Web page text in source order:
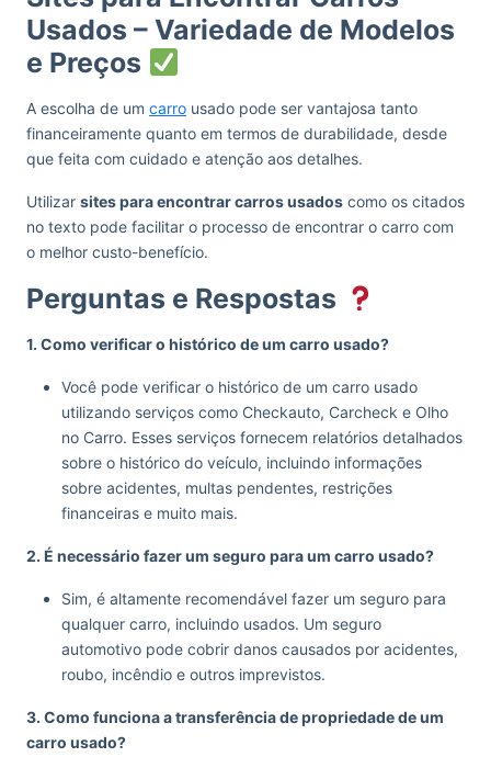
Usados – Variedade de Modelos
e Preços
A escolha de um carro usado pode ser vantajosa tanto
financeiramente quanto em termos de durabilidade, desde
que feita com cuidado e atenção aos detalhes.
Utilizar sites para encontrar carros usados como os citados
no texto pode facilitar o processo de encontrar o carro com
o melhor custo-benefício.
Perguntas e Respostas
1. Como verificar o histórico de um carro usado?
Você pode verificar o histórico de um carro usado
utilizando serviços como Checkauto, Carcheck e Olho
no Carro. Esses serviços fornecem relatórios detalhados
sobre o histórico do veículo, incluindo informações
sobre acidentes, multas pendentes, restrições
financeiras e muito mais.
2. É necessário fazer um seguro para um carro usado?
Sim, é altamente recomendável fazer um seguro para
qualquer carro, incluindo usados. Um seguro
automotivo pode cobrir danos causados por acidentes,
roubo, incêndio e outros imprevistos.
3. Como funciona a transferência de propriedade de um
carro usado?